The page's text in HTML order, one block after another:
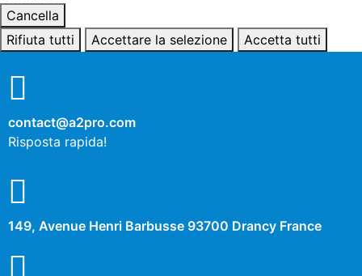
Cancella
Rifiuta tutti
Accettare la selezione Accetta tutti
contact@a2pro.com
Risposta rapida!
149, Avenue Henri Barbusse 93700 Drancy France